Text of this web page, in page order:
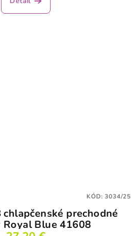
chlapčenské prechodné
Blue 41608
KÓD:3034/25